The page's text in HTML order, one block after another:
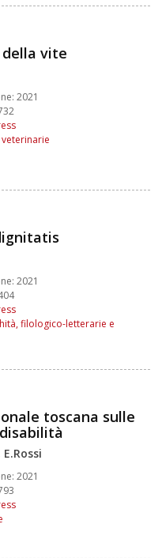
vite
2021
veterinarie
2021
filologico-letterarie e
toscana sulle
2021